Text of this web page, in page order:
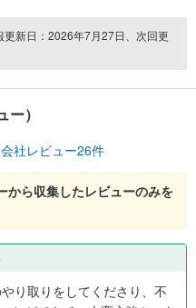
新日：2026年7月27日、次回更
）
社レビュー26件
から収集したレビューのみを
り取りをしてくださり、不